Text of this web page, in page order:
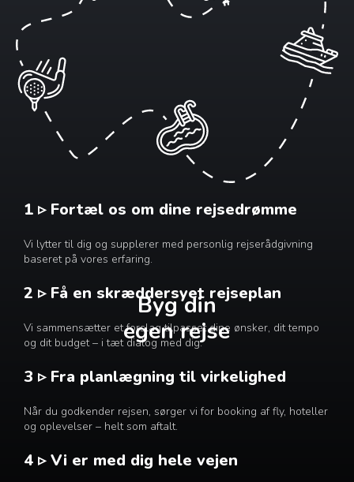
Byg din
egen rejse
1 ▹ Fortæl os om dine rejsedrømme
Vi lytter til dig og supplerer med personlig rejserådgivning
baseret på vores erfaring.
2 ▹ Få en skræddersyet rejseplan
Vi sammensætter et forslag tilpasset dine ønsker, dit tempo
og dit budget – i tæt dialog med dig.
3 ▹ Fra planlægning til virkelighed
Når du godkender rejsen, sørger vi for booking af fly, hoteller
og oplevelser – helt som aftalt.
4 ▹ Vi er med dig hele vejen